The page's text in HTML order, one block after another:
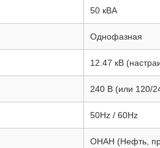
50 кВА
Однофазная
12.47 кВ
240 В (или 120/
50Hz / 60Hz
ОНАН (Нефть,